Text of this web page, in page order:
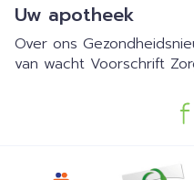
Uw apotheek
Over ons
van wacht Voorschrift